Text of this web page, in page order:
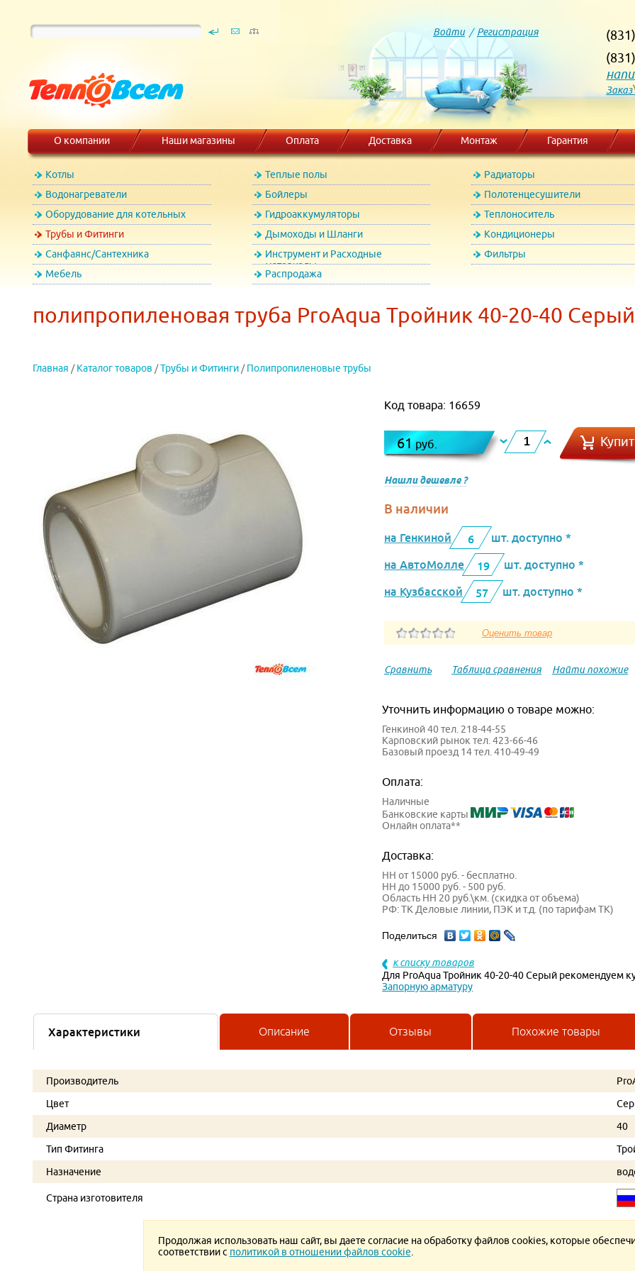
Войти/ Регистрация
Заказ
О компании Наши магазины Оплата Доставка Монтаж Гарантия
Котлы Теплые полы
Радиаторы
Водонагреватели
Бойлеры
Полотенцесушители
Оборудование для котельных
Гидроаккумуляторы
Теплоноситель
Трубы и Фитинги
Дымоходы и Шланги
Кондиционеры
Санфаянс/Сантехника
Инструмент и Расходные
материалы
Фильтры
Мебель
Распродажа
полипропиленовая труба ProAqua Тройник 40-20-40 Серый
Главная / Каталог товаров /Трубы и Фитинги / Полипропиленовые трубы
Код товара: 16659
61руб.
Нашли дешевле ?
В наличии
на Генкиной 6
шт. доступно *
на АвтоМолле
19
шт. доступно *
на Кузбасской
57 шт. доступно *
Сравнить Таблица сравнения Найти похожие
Уточнить информацию о товаре можно:
Генкиной 40 тел. 218-44-55
Карповский рынок тел. 423-66-46
Базовый проезд 14 тел. 410-49-49
Оплата:
Наличные
Банковские карты
Онлайн оплата**
Доставка:
НН от 15000 руб. - бесплатно.
НН до 15000 руб. - 500 руб.
Область НН 20 руб.\км. (скидка от объема)
РФ: ТК Деловые линии, ПЭК и т.д. (по тарифам ТК)
Поделиться
к списку товаров
Для ProAqua Тройник 40-20-40 Серый рекомендуем
Запорную арматуру
Характеристики Описание Отзывы Похожие товары
Производитель
Цвет
Диаметр
40
Тип Фитинга
Назначение
Страна изготовителя
Продолжая использовать наш сайт, вы даете согласие на обработку файлов cookies, которые
соответствии с политикой в отношении файлов cookie